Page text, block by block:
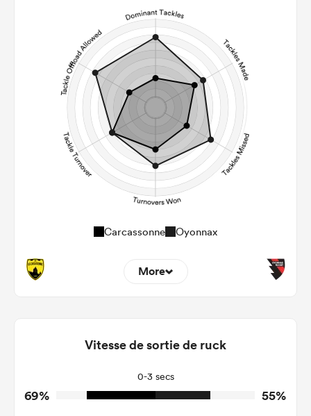
Carries
Kicks
Post Contact Meters
Carcassonne Oyonnax
More
Tackles Made
Tackles Missed
4
6
Vitesse de sortie de ruck
0-3 secs
69% 55%